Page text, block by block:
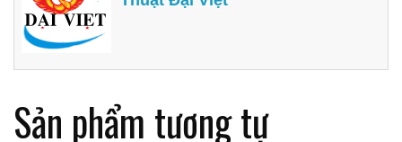
Sản phẩm tương tự